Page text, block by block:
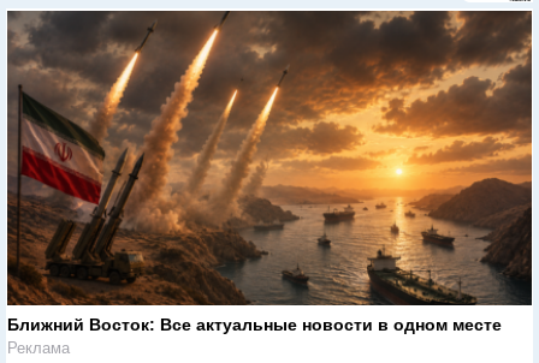
Ближний Восток: Все актуальные новости в одном месте
Реклама